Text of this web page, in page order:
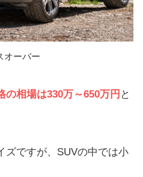
オーバー
の相場は330万～650万円 と
ズですが、SUVの中では小